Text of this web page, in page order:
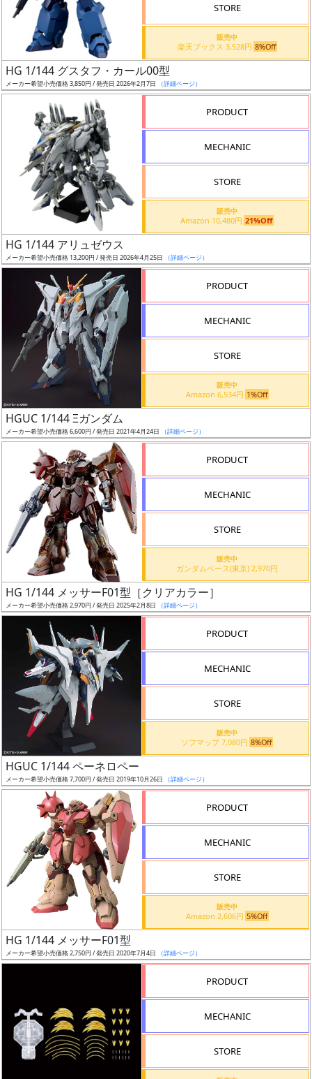
リ
ー
グ
レ
ー
シ
ー
ズ・
タ
状
況
開
抽
在
庫
STORE
販売中
楽天ブックス 3,528円 8%Off
HG 1/144 グスタフ・カール00型
メーカー希望小売価格 3,850円 / 発売日 2026年2月7日 （詳細ページ）
PRODUCT
MECHANIC
STORE
販売中
Amazon 10,480円 21%Off
HG 1/144 アリュゼウス
メーカー希望小売価格 13,200円 / 発売日 2026年4月25日 （詳細ページ）
PRODUCT
MECHANIC
STORE
販売中
Amazon 6,534円 1%Off
HGUC 1/144 Ξガンダム
メーカー希望小売価格 6,600円 / 発売日 2021年4月24日 （詳細ページ）
PRODUCT
MECHANIC
STORE
販売中
ガンダムベース(東京) 2,970円
HG 1/144 メッサーF01型［クリアカラー］
メーカー希望小売価格 2,970円 / 発売日 2025年2月8日 （詳細ページ）
PRODUCT
MECHANIC
STORE
販売中
ソフマップ 7,080円 8%Off
HGUC 1/144 ペーネロペー
メーカー希望小売価格 7,700円 / 発売日 2019年10月26日 （詳細ページ）
PRODUCT
MECHANIC
STORE
販売中
Amazon 2,606円 5%Off
HG 1/144 メッサーF01型
メーカー希望小売価格 2,750円 / 発売日 2020年7月4日 （詳細ページ）
PRODUCT
MECHANIC
STORE